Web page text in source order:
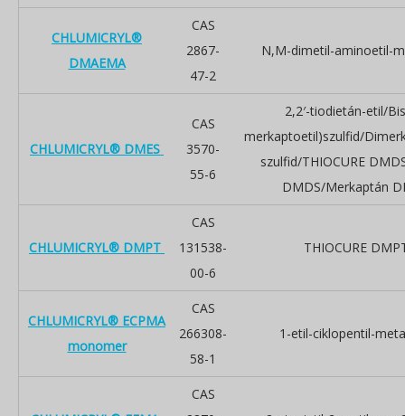
CHLUMICRYL®
DMAEMA
CAS
2867-
47-2
N,M-dimetil-aminoetil-
CHLUMICRYL® DMES
CAS
3570-
55-6
2,2′-tiodietán-etil/
merkaptoetil)szulfid/
szulfid/THIOCURE
DMDS/Merkaptán
CHLUMICRYL® DMPT
CAS
131538-
00-6
THIOCURE
CHLUMICRYL® ECPMA
monomer
CAS
266308-
58-1
1-etil-ciklopentil-
CAS